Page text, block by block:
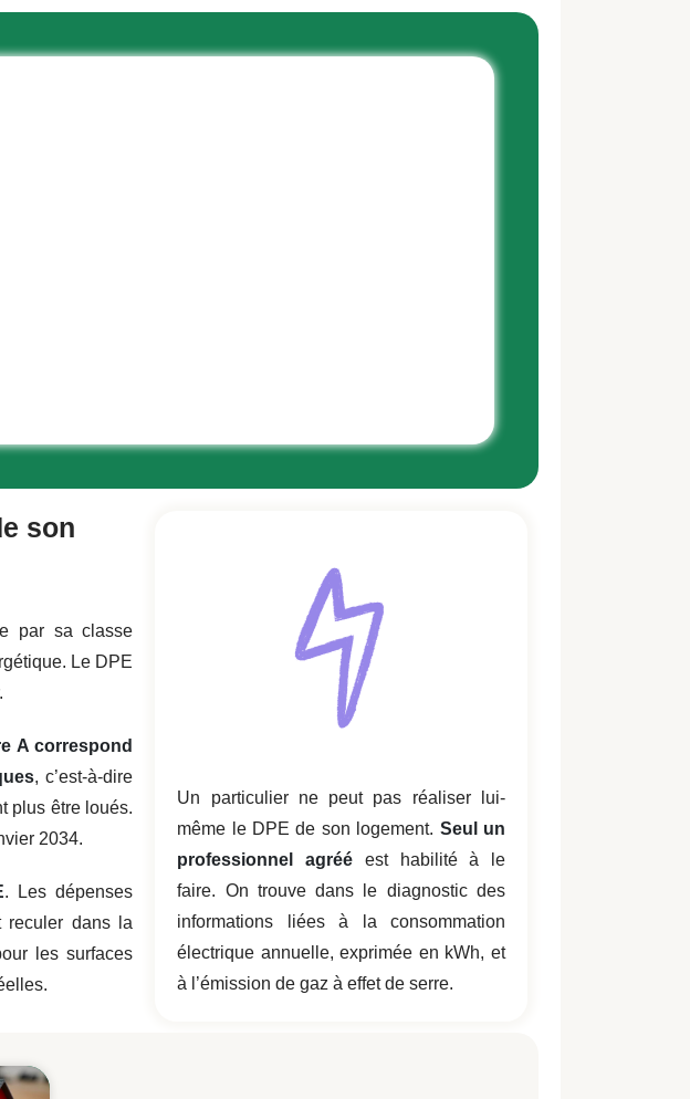
son
par sa classe
Le DPE
.
A correspond
, c’est-à-dire
plus être loués.
2034.
. Les dépenses
reculer dans la
les surfaces
Un particulier ne peut pas réaliser lui-
même le DPE de son logement. Seul un
professionnel agréé est habilité à le
faire. On trouve dans le diagnostic des
informations liées à la consommation
électrique annuelle, exprimée en kWh, et
à l’émission de gaz à effet de serre.